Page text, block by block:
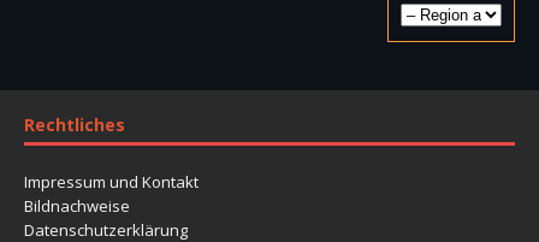
Rechtliches
Impressum und Kontakt
Bildnachweise
Datenschutzerklärung